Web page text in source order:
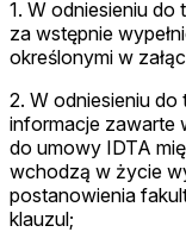
1. W odniesieniu do
za wstępnie
określonymi w
2. W odniesieniu do
informacje zawarte
do umowy IDTA
wchodzą w życie
postanowienia
klauzul;